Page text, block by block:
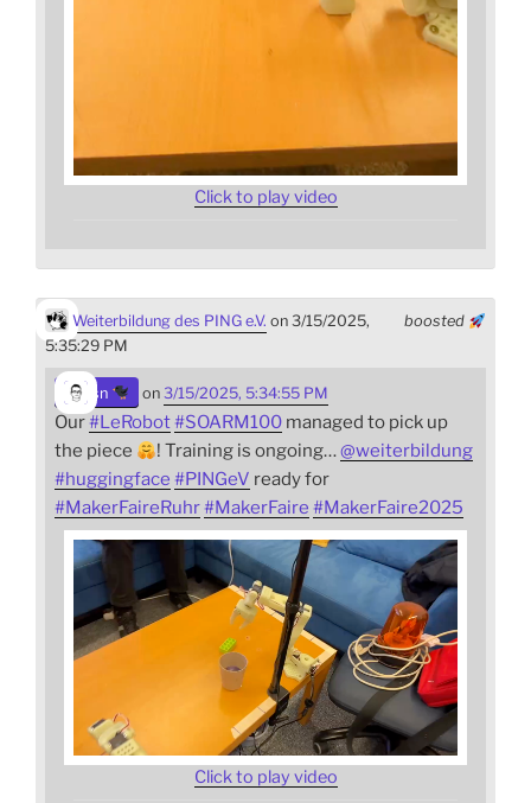
Click to play video
boosted
Weiterbildung des PING e.V. on 3/15/2025,
5:35:29 PM
sn on 3/15/2025, 5:34:55 PM
Our#LeRobot#SOARM100 managed to pick up
the piece
! Training is ongoing…@weiterbildung
#huggingface #PINGeV ready for
#MakerFaireRuhr#MakerFaire #MakerFaire2025
Click to play video